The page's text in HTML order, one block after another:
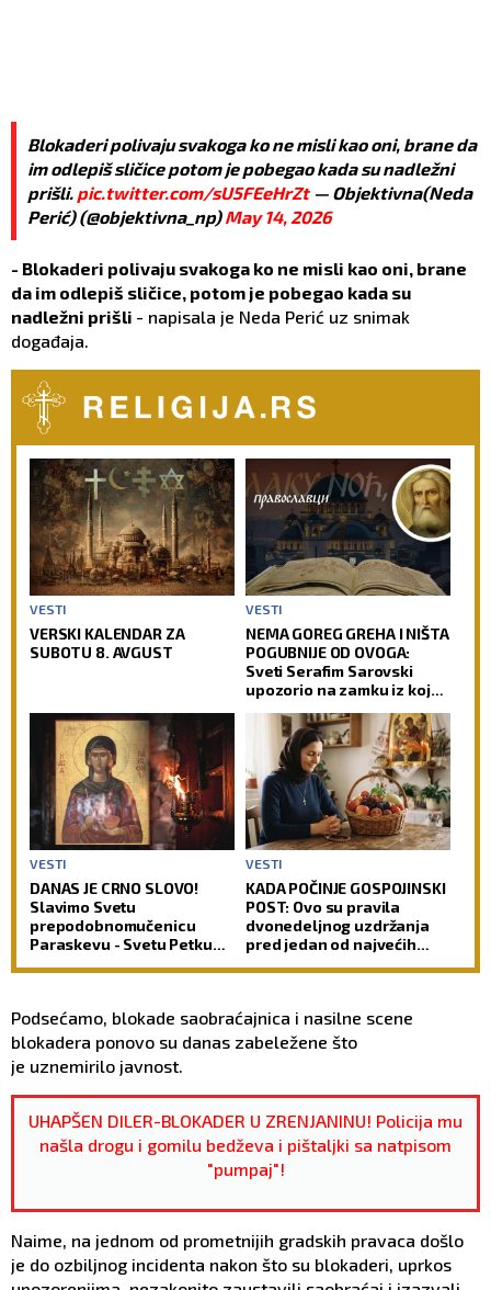
Blokaderi polivaju svakoga ko ne misli kao oni, brane da
im odlepiš sličice potom je pobegao kada su nadležni
prišli. pic.twitter.com/sU5FEeHrZt — Objektivna(Neda
Perić) (@objektivna_np)May 14, 2026
- Blokaderi polivaju svakoga ko ne misli kao oni, brane
da im odlepiš sličice, potom je pobegao kada su
nadležni prišli - napisala je Neda Perić uz snimak
događaja.
VESTI
VERSKI KALENDAR ZA
SUBOTU 8. AVGUST
VESTI
NEMA GOREG GREHA I NIŠTA
POGUBNIJE OD OVOGA:
Sveti Serafim Sarovski
upozorio na zamku iz koje
VESTI
DANAS JE CRNO SLOVO!
Slavimo Svetu
prepodobnomučenicu
Paraskevu - Svetu Petku
VESTI
KADA POČINJE GOSPOJINSKI
POST: Ovo su pravila
dvonedeljnog uzdržanja
pred jedan od najvećih
Podsećamo, blokade saobraćajnica i nasilne scene
blokadera ponovo su danas zabeležene što
je uznemirilo javnost.
UHAPŠEN DILER-BLOKADER U ZRENJANINU! Policija mu
našla drogu i gomilu bedževa i pištaljki sa natpisom
"pumpaj"!
Naime, na jednom od prometnijih gradskih pravaca došlo
je do ozbiljnog incidenta nakon što su blokaderi, uprkos